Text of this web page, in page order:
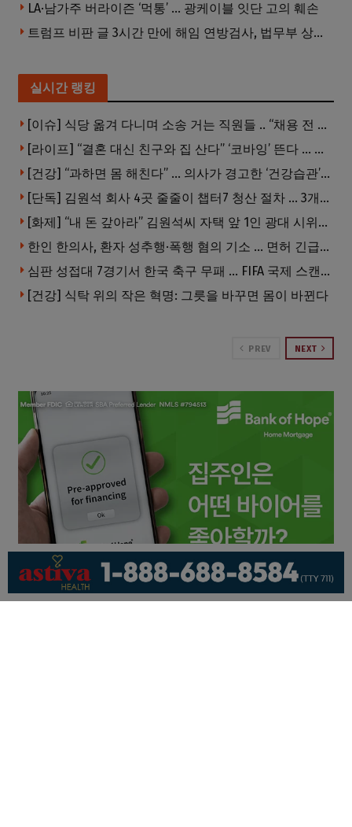
LA·남가주 버라이즌 ‘먹통’ … 광케이블 잇단 고의 훼손
트럼프 비판 글 3시간 만에 해임 연방검사, 법무부 상대 소송
실시간 랭킹
[이슈] 식당 옮겨 다니며 소송 거는 직원들 .. “채용 전 반드시 확인해야”
[라이프] “결혼 대신 친구와 집 산다” ‘코바잉’ 뜬다 … 내 집 마련 공식 바뀌었다
[건강] “과하면 몸 해친다” … 의사가 경고한 ‘건강습관’ 5가지
[단독] 김원석 회사 4곳 줄줄이 챕터7 청산 절차 … 3개 법인 같은 날 동시 파산 신청
[화제] “내 돈 갚아라” 김원석씨 자택 앞 1인 광대 시위 … 한인 투자사, “108만 달러 못받아”
한인 한의사, 환자 성추행·폭행 혐의 기소 … 면허 긴급정지
심판 성접대 7경기서 한국 축구 무패 … FIFA 국제 스캔들 번지나
[건강] 식탁 위의 작은 혁명: 그릇을 바꾸면 몸이 바뀐다
PREV NEXT